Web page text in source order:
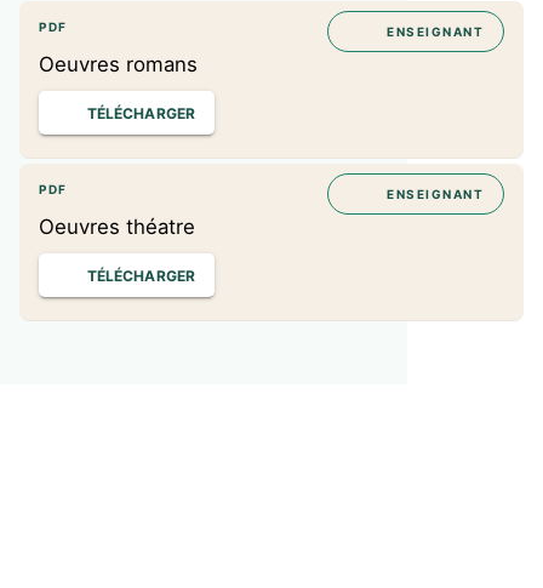
PDF
Oeuvres romans
ENSEIGNANT
TÉLÉCHARGER
PDF
Oeuvres théatre
ENSEIGNANT
TÉLÉCHARGER